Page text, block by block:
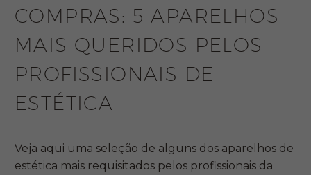
COMPRAS: 5 APARELHOS
MAIS QUERIDOS PELOS
PROFISSIONAIS DE
ESTÉTICA
Veja aqui uma seleção de alguns dos aparelhos de
estética mais requisitados pelos profissionais da